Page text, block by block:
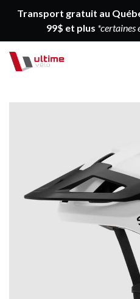
Transport gratuit au
99$ et plus *certaines